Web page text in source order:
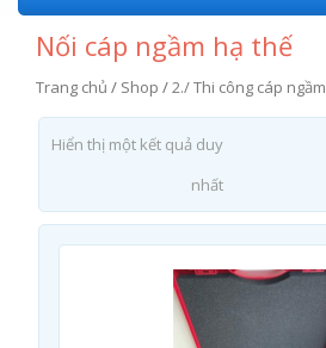
Nối cáp ngầm hạ thế
Trang chủ / Shop /2./ Thi công cáp ngầm
Hiển thị một kết quả duy
nhất